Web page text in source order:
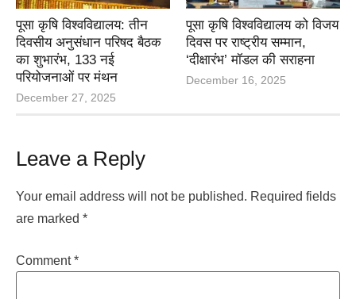
पूसा कृषि विश्वविद्यालय: तीन
दिवसीय अनुसंधान परिषद बैठक
का शुभारंभ, 133 नई
परियोजनाओं पर मंथन
December 27, 2025
पूसा कृषि विश्वविद्यालय को विजय
दिवस पर राष्ट्रीय सम्मान,
‘दीक्षारंभ’ मॉडल की सराहना
December 16, 2025
Leave a Reply
Your email address will not be published. Required fields
are marked *
Comment*